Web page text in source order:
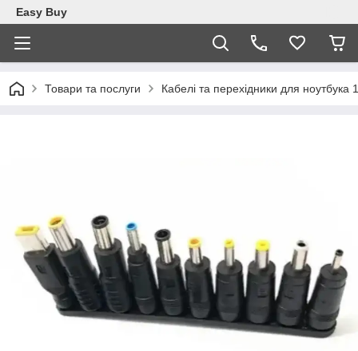
Easy Buy
Товари та послуги Кабелі та перехідники для ноутбука